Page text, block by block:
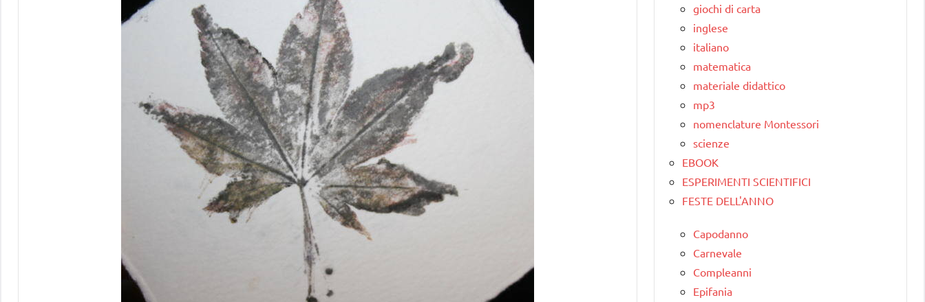
giochi di carta
inglese
italiano
matematica
materiale didattico
mp3
nomenclature Montessori
scienze
EBOOK
ESPERIMENTI SCIENTIFICI
FESTE DELL'ANNO
Capodanno
Carnevale
Compleanni
Epifania